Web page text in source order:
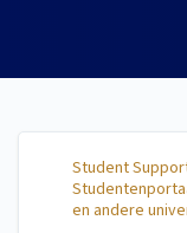
Student
en andere